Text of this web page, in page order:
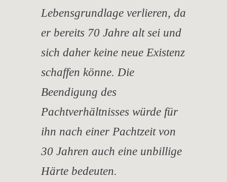
Lebensgrundlage verlieren, da
er bereits 70 Jahre alt sei und
sich daher keine neue Existenz
schaffen könne. Die
Beendigung des
Pachtverhältnisses würde für
ihn nach einer Pachtzeit von
30 Jahren auch eine unbillige
Härte bedeuten.